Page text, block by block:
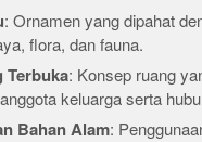
: Ornamen yang dipahat
flora, dan fauna.
Terbuka: Konsep ruang
keluarga serta
Bahan Alam: